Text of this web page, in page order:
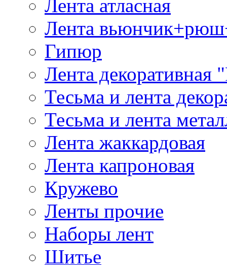
Лента атласная
Лента
Гипюр
Лента декоративная
Тесьма и лента
Тесьма и лента
Лента жаккардовая
Лента капроновая
Кружево
Ленты прочие
Наборы лент
Шитье